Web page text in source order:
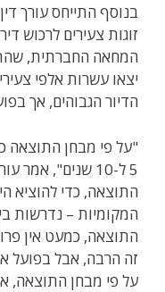
בנוסף התייחס עורך
זוגות צעירים לרכוש
יצאו עשרות אלפי
הדיור הגבוהים, אך
"על פי מבחן התוצאה
5 ל-10 שנים",
התוצאה, כדי להוציא
המקומיות – נדרשות
התוצאה, כמעט אין
זה הרבה, אבל בפועל
על פי מבחן התוצאה,